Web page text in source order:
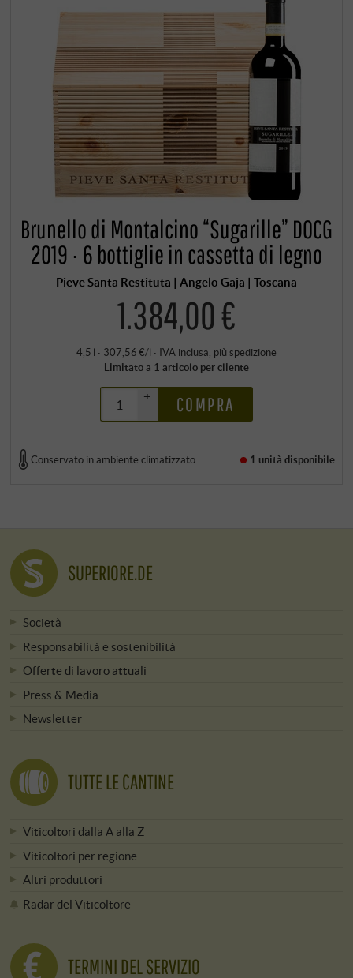
Brunello di Montalcino “Sugarille” DOCG
2019 · 6 bottiglie in cassetta di legno
Pieve Santa Restituta | Angelo Gaja | Toscana
1.384,00 €
4,5 l · 307,56 €/l · IVA inclusa, più spedizione
Limitato a 1 articolo per cliente
+
–
COMPRA
Conservato in ambiente climatizzato 1 unità disponibile
SUPERIORE.DE
Società
Responsabilità e sostenibilità
Offerte di lavoro attuali
Press & Media
Newsletter
TUTTE LE CANTINE
Viticoltori dalla A alla Z
Viticoltori per regione
Altri produttori
Radar del Viticoltore
TERMINI DEL SERVIZIO